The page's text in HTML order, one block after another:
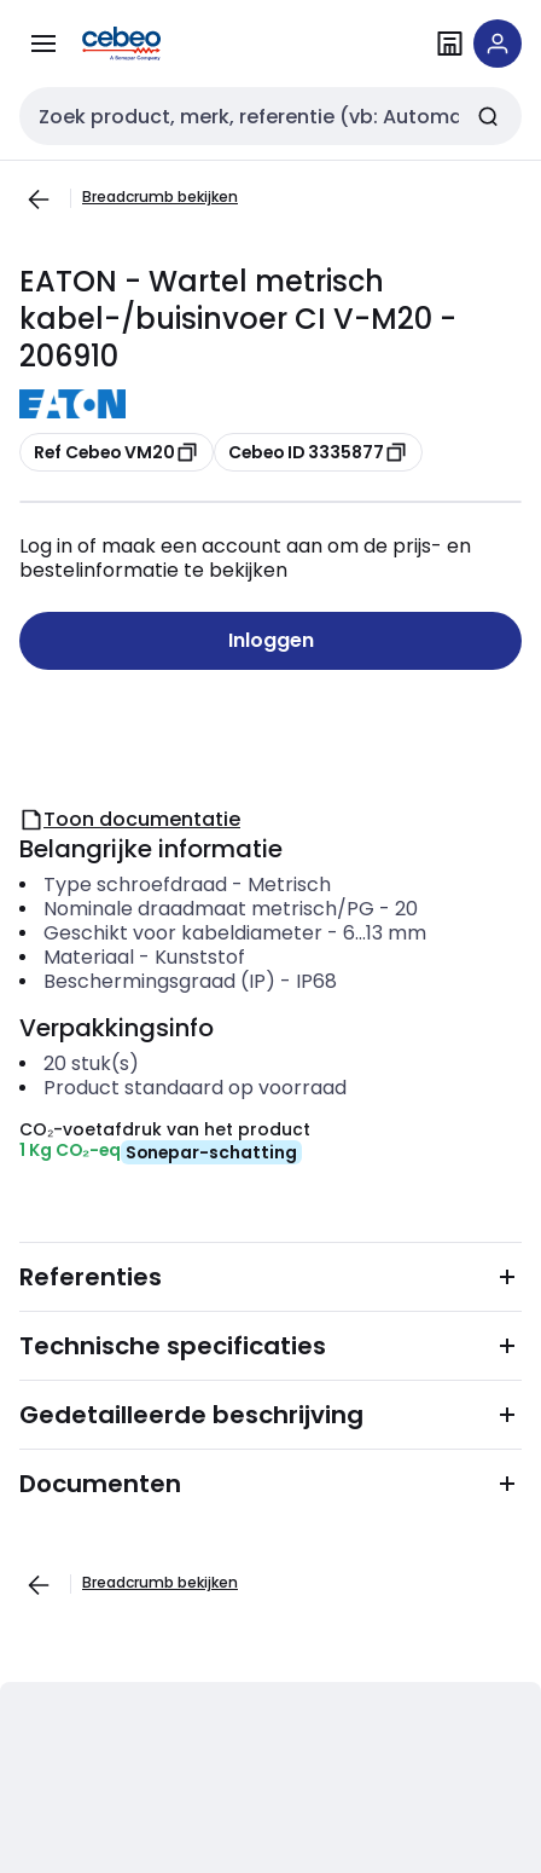
naar
naar
Zoekveld invoer
Breadcrumb bekijken
EATON - Wartel metrisch
kabel-/buisinvoer CI V-M20 -
206910
Kopiëren
Ref Cebeo VM20 Kopiëren
Cebeo ID 3335877
Log in of maak een account aan om de prijs- en
bestelinformatie te bekijken
Inloggen
Toon documentatie
Belangrijke informatie
Type schroefdraad- Metrisch
Nominale draadmaat metrisch/PG - 20
Geschikt voor kabeldiameter- 6...13 mm
Materiaal- Kunststof
Beschermingsgraad (IP) - IP68
Verpakkingsinfo
20 stuk(s)
Product standaard op voorraad
CO₂-voetafdruk van het product
1 Kg CO₂-eq Sonepar-schatting
Referenties
Technische specificaties
Gedetailleerde beschrijving
Documenten
Breadcrumb bekijken